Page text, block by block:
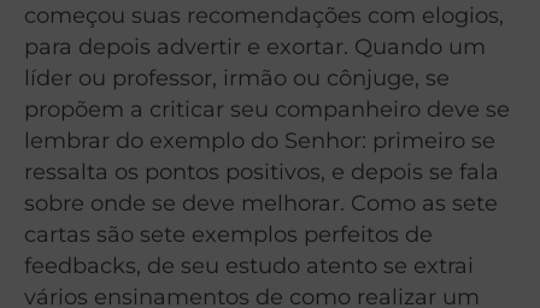
começou suas recomendações com elogios,
para depois advertir e exortar. Quando um
líder ou professor, irmão ou cônjuge, se
propõem a criticar seu companheiro deve se
lembrar do exemplo do Senhor: primeiro se
ressalta os pontos positivos, e depois se fala
sobre onde se deve melhorar. Como as sete
cartas são sete exemplos perfeitos de
feedbacks, de seu estudo atento se extrai
vários ensinamentos de como realizar um